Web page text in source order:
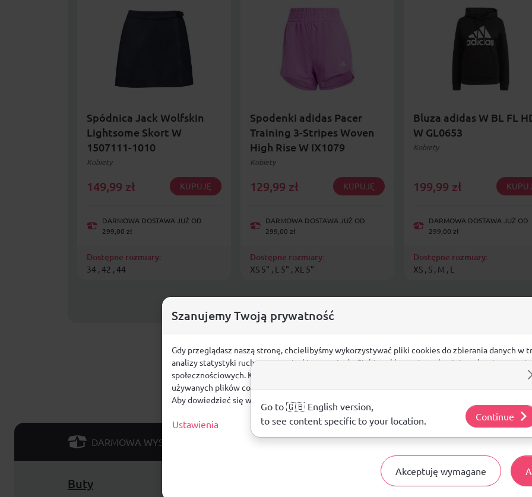
Spódnica Jack Wolfskin
Lightsome Skort W
1507111-1010
Kobiety
149,99 zł KUPUJĘ
DARMOWA DOSTAWA JUŻ OD
299,00 zł
Dostępne rozmiary:
34 , 42 , 44
Spodenki adidas Pacer
Training 3-Stripes Woven
High Rise W IX1079
Kobiety
129,99 zł KUPUJĘ
DARMOWA DOSTAWA JUŻ OD
299,00 zł
Dostępne rozmiary:
XS 5" , L 5" , XL 5"
Bluza adidas W BL FL
W GL0653
Kobiety
199,99 zł
DARMOWA DOSTAWA JUŻ OD
299,00 zł
Dostępne rozmiary:
XS , S , M , L
DARMOWA WYSYŁKA 14 DNI
Buty
Szanujemy Twoją prywatność
Gdy przeglądasz naszą stronę, chcielibyśmy wykorzystywać pliki cookies do zbierania danych w
analizy statystyki ruchu na stronie, kierowania do Ciebie reklam w innych miejscach w
społecznościowych. Kliknij poniżej, by wyrazić zgodę lub przejdź do ustawień, by dokonać
używanych plików cookies.
Aby dowiedzieć się więcej o plikach cookie i tym, jak wykorzystujemy Twoje dane, odwiedź naszą
Ustawienia
Akceptuję wymagane
Go to 🇬🇧 English version,
to see content specific to your location.
Continue